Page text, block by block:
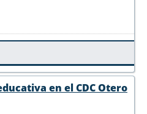
en el CDC Otero